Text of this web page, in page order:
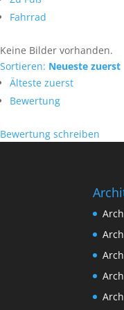
Fahrrad
Keine Bilder vorhanden.
Sortieren: Neueste zuerst
Älteste zuerst
Bewertung
Bewertung schreiben